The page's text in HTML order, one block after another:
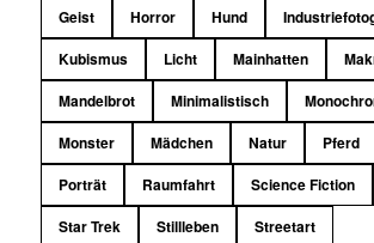
Geist
Horror Hund
Kubismus
Licht Mainhatten
Mandelbrot
Minimalistisch
Monster
Mädchen Natur Pferd
Porträt
Raumfahrt Science Fiction
Star Trek
Stillleben Streetart